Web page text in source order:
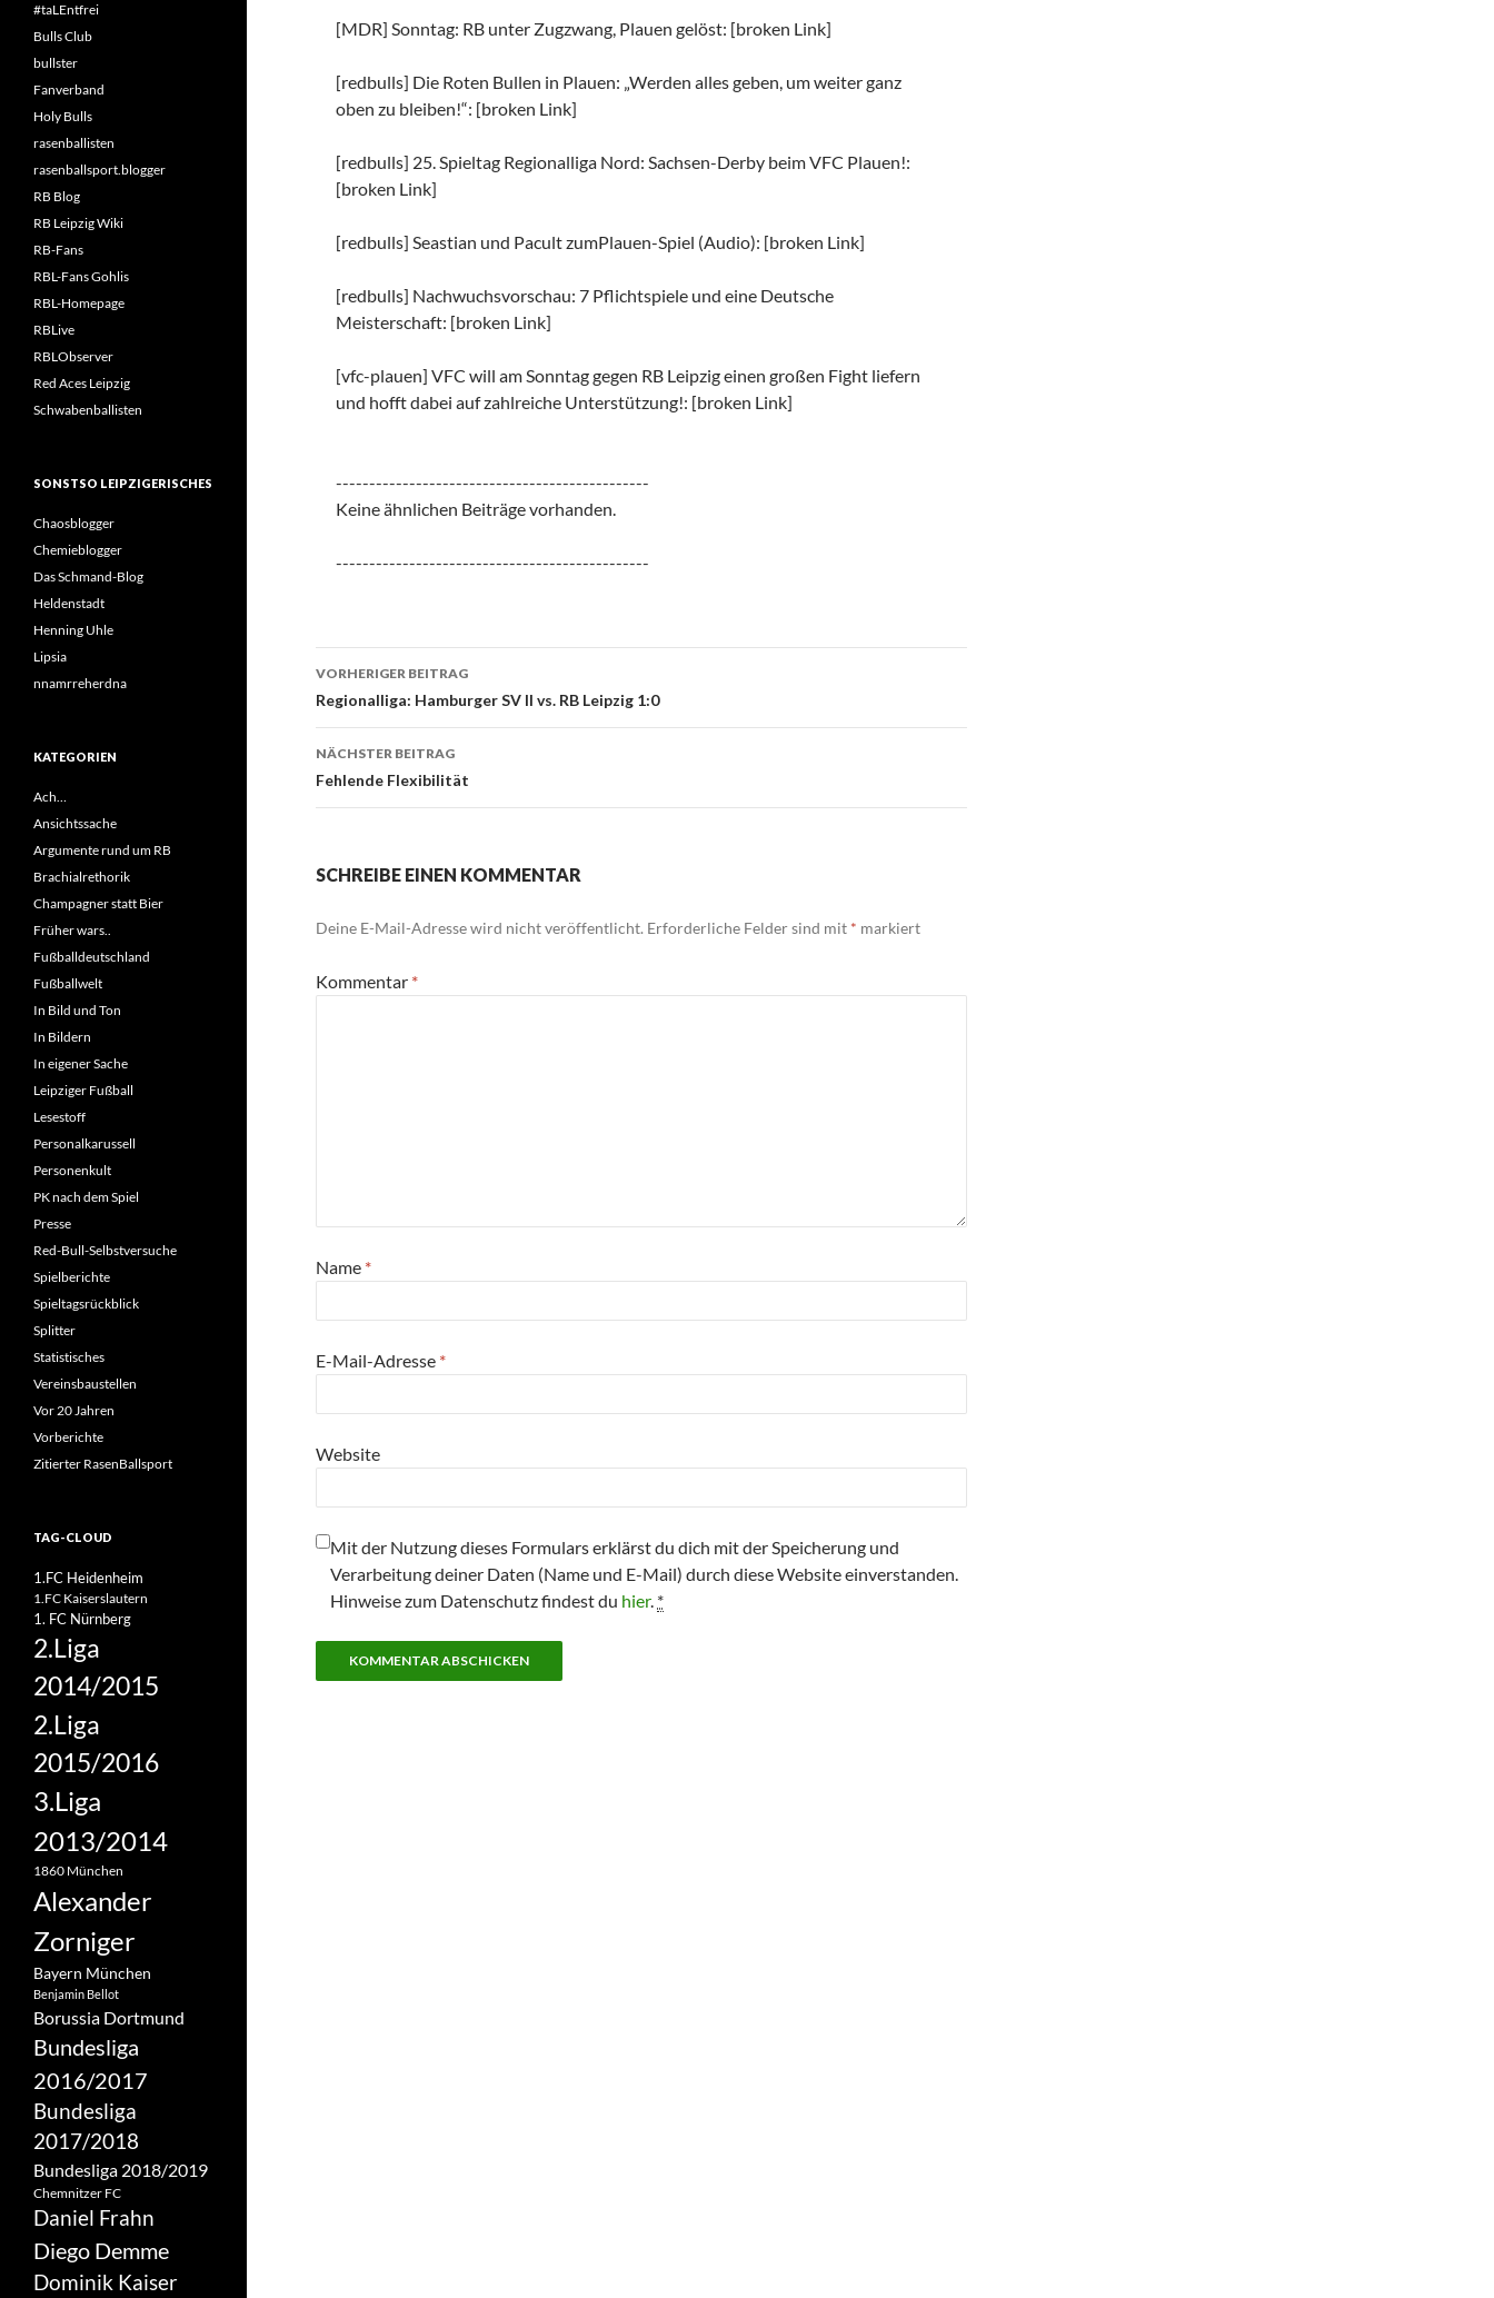
[MDR] Sonntag: RB unter Zugzwang, Plauen gelöst: [broken Link]
[redbulls] Die Roten Bullen in Plauen: „Werden alles geben, um weiter ganz
oben zu bleiben!“: [broken Link]
[redbulls] 25. Spieltag Regionalliga Nord: Sachsen-Derby beim VFC Plauen!:
[broken Link]
[redbulls] Seastian und Pacult zumPlauen-Spiel (Audio): [broken Link]
[redbulls] Nachwuchsvorschau: 7 Pflichtspiele und eine Deutsche
Meisterschaft: [broken Link]
[vfc-plauen] VFC will am Sonntag gegen RB Leipzig einen großen Fight liefern
und hofft dabei auf zahlreiche Unterstützung!: [broken Link]
-----------------------------------------------
Keine ähnlichen Beiträge vorhanden.
-----------------------------------------------
Beitrags-
Navigation
VORHERIGER BEITRAG
Regionalliga: Hamburger SV II vs. RB Leipzig 1:0
NÄCHSTER BEITRAG
Fehlende Flexibilität
SCHREIBE EINEN KOMMENTAR
Deine E-Mail-Adresse wird nicht veröffentlicht. Erforderliche Felder sind mit * markiert
Kommentar *
Name *
E-Mail-Adresse *
Website
Mit der Nutzung dieses Formulars erklärst du dich mit der Speicherung und
Verarbeitung deiner Daten (Name und E-Mail) durch diese Website einverstanden.
Hinweise zum Datenschutz findest du hier. *
#taLEntfrei
Bulls Club
bullster
Fanverband
Holy Bulls
rasenballisten
rasenballsport.blogger
RB Blog
RB Leipzig Wiki
RB-Fans
RBL-Fans Gohlis
RBL-Homepage
RBLive
RBLObserver
Red Aces Leipzig
Schwabenballisten
SONSTSO LEIPZIGERISCHES
Chaosblogger
Chemieblogger
Das Schmand-Blog
Heldenstadt
Henning Uhle
Lipsia
nnamrreherdna
KATEGORIEN
Ach…
Ansichtssache
Argumente rund um RB
Brachialrethorik
Champagner statt Bier
Früher wars..
Fußballdeutschland
Fußballwelt
In Bild und Ton
In Bildern
In eigener Sache
Leipziger Fußball
Lesestoff
Personalkarussell
Personenkult
PK nach dem Spiel
Presse
Red-Bull-Selbstversuche
Spielberichte
Spieltagsrückblick
Splitter
Statistisches
Vereinsbaustellen
Vor 20 Jahren
Vorberichte
Zitierter RasenBallsport
TAG-CLOUD
1.FC Heidenheim
1.FC Kaiserslautern
1. FC Nürnberg
2.Liga
2014/2015
2.Liga
2015/2016
3.Liga
2013/2014
1860 München
Alexander
Zorniger
Bayern München
Benjamin Bellot
Borussia Dortmund
Bundesliga
2016/2017
Bundesliga
2017/2018
Bundesliga 2018/2019
Chemnitzer FC
Daniel Frahn
Diego Demme
Dominik Kaiser